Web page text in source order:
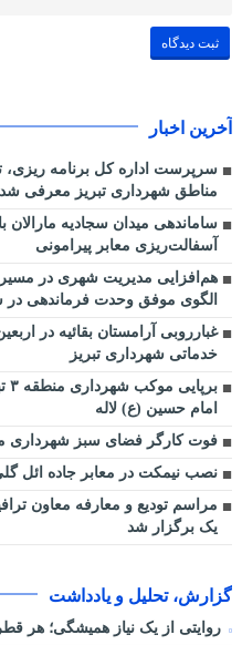
آخرین اخبار
سرپرست اداره کل برنامه
مناطق شهرداری تبریز معرفی شد
ساماندهی میدان سجادیه
آسفالت‌ریزی معابر پیرامونی
هم‌افزایی مدیریت شهری در مسیر
الگوی موفق وحدت فرماندهی در
غبارروبی آرامستان بقائیه در
خدماتی شهرداری تبریز
امام حسین (ع) لاله
فوت کارگر فضای سبز شهرداری منطقه
نصب نیمکت در معابر جاده ائل
مراسم تودیع و معارفه معاون
یک برگزار شد
گزارش، تحلیل و یادداشت
روایتی از یک نیاز همیشگی؛ هر